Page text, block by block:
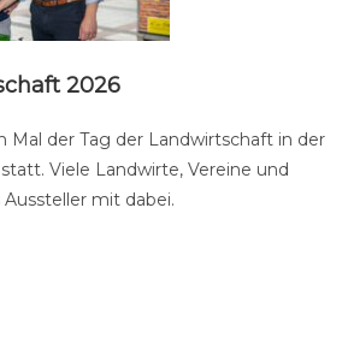
2026
Mal der Tag der Landwirtschaft in der
Viele Landwirte, Vereine und
mit dabei.